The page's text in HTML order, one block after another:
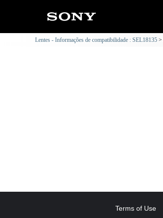
Lentes - Informações de compatibilidade : SEL18135
Terms of Use